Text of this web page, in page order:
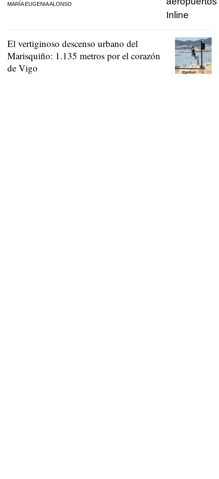
MARÍA EUGENIA ALONSO
El vertiginoso descenso urbano del
Marisquiño: 1.135 metros por el corazón
de Vigo